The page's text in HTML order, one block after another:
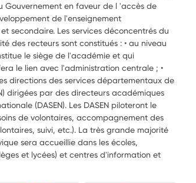
Gouvernement en faveur de l 'accès de
de l'enseignement
secondaire. Les services déconcentrés du
des recteurs sont constitués : • au niveau
le siège de l'académie et qui
le lien avec l'administration centrale ; •
directions des services départementaux de
dirigées par des directeurs académiques
(DASEN). Les DASEN piloteront le
de volontaires, accompagnement des
suivi, etc.). La très grande majorité
sera accueillie dans les écoles,
et lycées) et centres d'information et